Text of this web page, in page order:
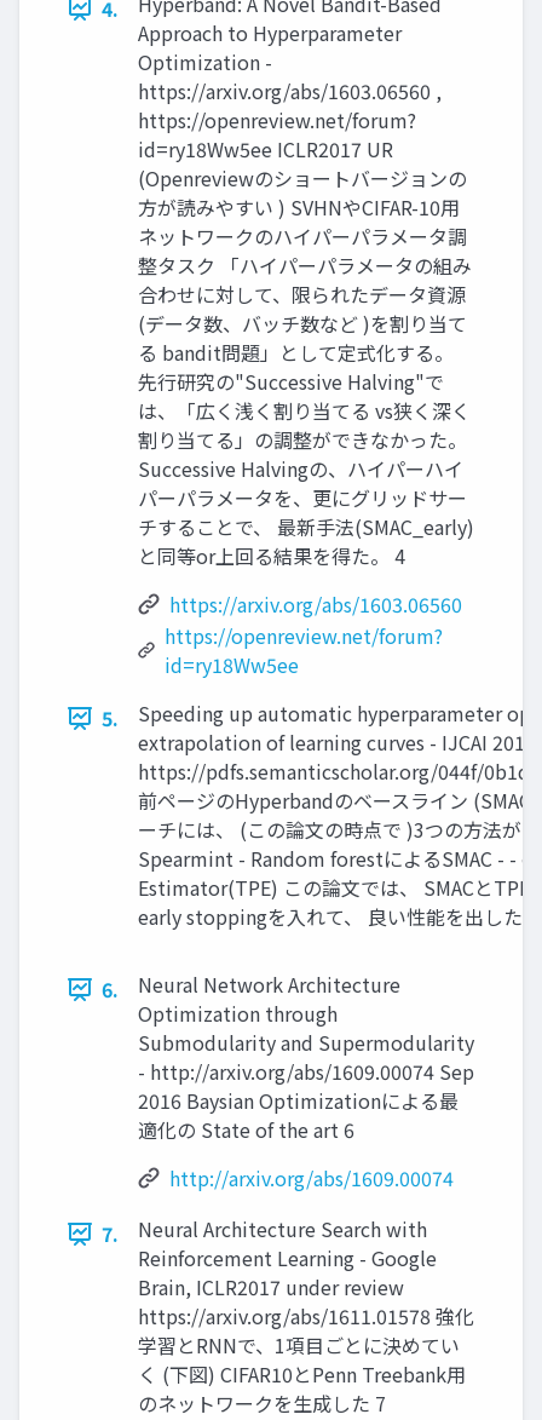
4.
Approach to Hyperparameter
Optimization -
https://arxiv.org/abs/1603.06560 ,
https://openreview.net/forum?
id=ry18Ww5ee ICLR2017 UR
(Openreviewのショートバージョンの
方が読みやすい ) SVHNやCIFAR-10用
ネットワークのハイパーパラメータ調
整タスク 「ハイパーパラメータの組み
合わせに対して、限られたデータ資源
(データ数、バッチ数など )を割り当て
る bandit問題」として定式化する。
先行研究の"Successive Halving"で
は、「広く浅く割り当てる vs狭く深く
割り当てる」の調整ができなかった。
Successive Halvingの、ハイパーハイ
パーパラメータを、更にグリッドサー
チすることで、 最新手法(SMAC_early)
と同等or上回る結果を得た。 4
https://arxiv.org/abs/1603.06560
https://openreview.net/forum?
id=ry18Ww5ee
5.
Speeding up automatic hyperparameter
extrapolation of learning curves - IJCAI 2015
https://pdfs.semanticscholar.org/044f/
前ページのHyperbandのベースライン
ーチには、 (この論文の時点で )3つの方法が
Spearmint - Random forestによるSMAC - -
Estimator(TPE) この論文では、 SMACと
early stoppingを入れて、 良い性能を出した 5
6.
Neural Network Architecture
Optimization through
Submodularity and Supermodularity
- http://arxiv.org/abs/1609.00074 Sep
2016 Baysian Optimizationによる最
適化の State of the art 6
http://arxiv.org/abs/1609.00074
7.
Neural Architecture Search with
Reinforcement Learning - Google
Brain, ICLR2017 under review
https://arxiv.org/abs/1611.01578 強化
学習とRNNで、1項目ごとに決めてい
く (下図) CIFAR10とPenn Treebank用
のネットワークを生成した 7